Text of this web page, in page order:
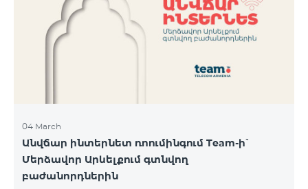
Կիրակի-08․03 Երևան Կենտրոն Իսակովի
պողոտա 3/7 09:00-18:00 09:00-18:00 10:00-19:00
Երևան Կենտրոն Խորենացու փողոց 26/26 09:00-
04 March
Անվճար ինտերնետ ռոումինգում Team-ի՝
Մերձավոր Արևելքում գտնվող
բաժանորդներին